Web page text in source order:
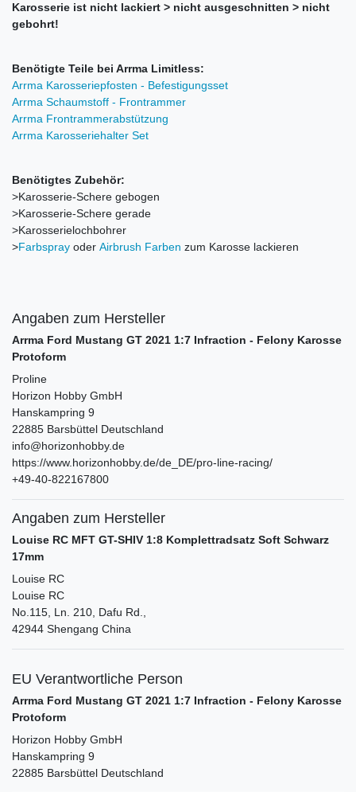
Karosserie ist nicht lackiert > nicht ausgeschnitten > nicht
gebohrt!
Benötigte Teile bei Arrma Limitless:
Arrma Karosseriepfosten - Befestigungsset
Arrma Schaumstoff - Frontrammer
Arrma Frontrammerabstützung
Arrma Karosseriehalter Set
Benötigtes Zubehör:
>Karosserie-Schere gebogen
>Karosserie-Schere gerade
>Karosserielochbohrer
>Farbspray oder Airbrush Farben zum Karosse lackieren
Angaben zum Hersteller
Arrma Ford Mustang GT 2021 1:7 Infraction - Felony Karosse
Protoform
Proline
Horizon Hobby GmbH
Hanskampring 9
22885 Barsbüttel Deutschland
info@horizonhobby.de
https://www.horizonhobby.de/de_DE/pro-line-racing/
+49-40-822167800
Angaben zum Hersteller
Louise RC MFT GT-SHIV 1:8 Komplettradsatz Soft Schwarz
17mm
Louise RC
Louise RC
No.115, Ln. 210, Dafu Rd.,
42944 Shengang China
EU Verantwortliche Person
Arrma Ford Mustang GT 2021 1:7 Infraction - Felony Karosse
Protoform
Horizon Hobby GmbH
Hanskampring 9
22885 Barsbüttel Deutschland